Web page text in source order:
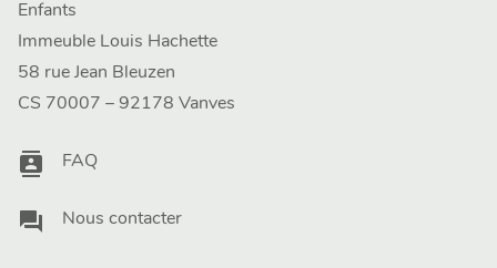
Enfants
Immeuble Louis Hachette
58 rue Jean Bleuzen
CS 70007 – 92178 Vanves
contacts FAQ
question_answer Nous contacter